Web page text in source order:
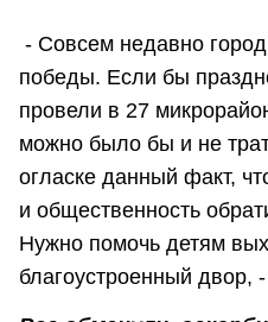
- Совсем недавно
победы. Если бы
провели в 27
можно было бы и не
огласке данный факт,
и общественность
Нужно помочь детям
благоустроенный двор,